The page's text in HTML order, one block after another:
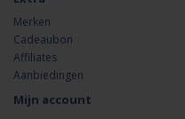
Merken
Cadeaubon
Affiliates
Aanbiedingen
Mijn account